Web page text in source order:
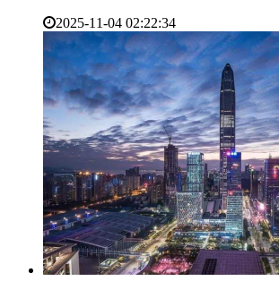
2025-11-04 02:22:34